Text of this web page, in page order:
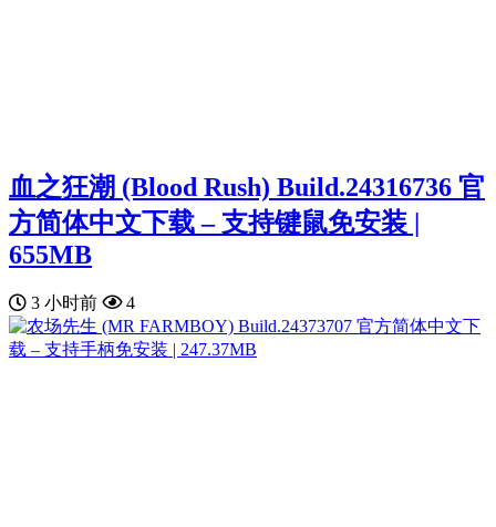
血之狂潮 (Blood Rush) Build.24316736 官
方简体中文下载 – 支持键鼠免安装 |
655MB
3 小时前 4